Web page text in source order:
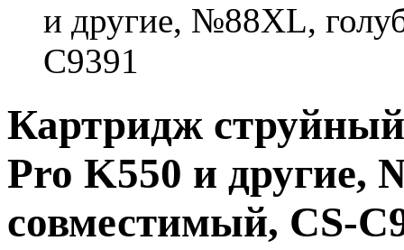
и другие, №88XL,
C9391
Картридж
Pro K550 и другие,
совместимый, CS-